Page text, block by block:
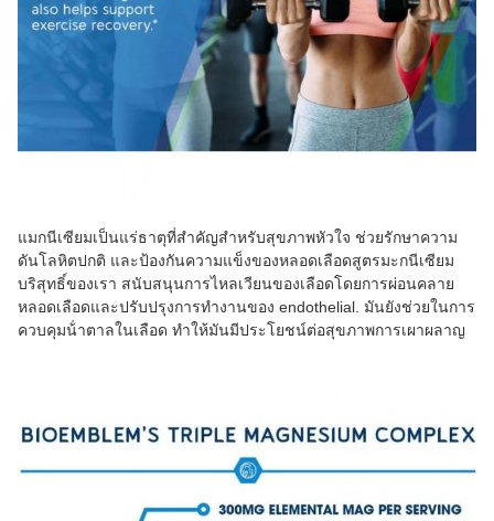
แมกนีเซียมเป็นแร่ธาตุที่สําคัญสําหรับสุขภาพหัวใจ ช่วยรักษาความ
ดันโลหิตปกติ และป้องกันความแข็งของหลอดเลือดสูตรมะกนีเซียม
บริสุทธิ์ของเรา สนับสนุนการไหลเวียนของเลือดโดยการผ่อนคลาย
หลอดเลือดและปรับปรุงการทํางานของ endothelial. มันยังช่วยในการ
ควบคุมน้ําตาลในเลือด ทําให้มันมีประโยชน์ต่อสุขภาพการเผาผลาญ